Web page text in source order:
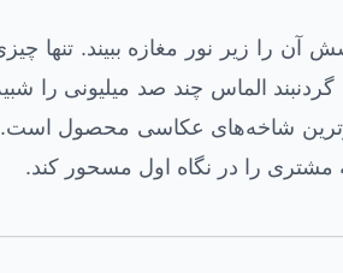
را زیر نور مغازه ببیند. تنها
الماس چند صد میلیونی را
شاخه‌های عکاسی محصول است.
مشتری را در نگاه اول مسحور کند.